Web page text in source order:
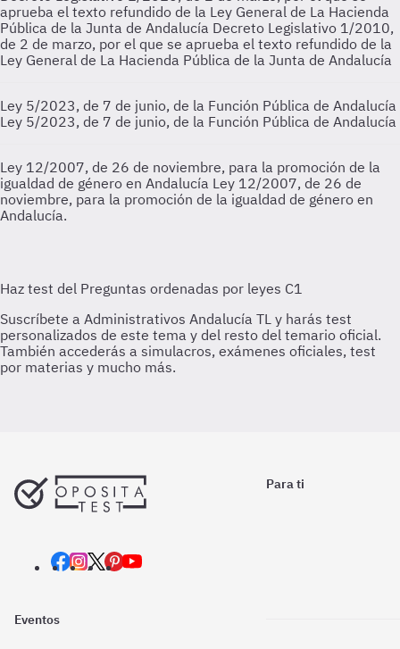
aprueba el texto refundido de la Ley General de La Hacienda
Pública de la Junta de Andalucía Decreto Legislativo 1/2010,
de 2 de marzo, por el que se aprueba el texto refundido de la
Ley General de La Hacienda Pública de la Junta de Andalucía
Ley 5/2023, de 7 de junio, de la Función Pública de Andalucía
Ley 5/2023, de 7 de junio, de la Función Pública de Andalucía
Ley 12/2007, de 26 de noviembre, para la promoción de la
igualdad de género en Andalucía Ley 12/2007, de 26 de
noviembre, para la promoción de la igualdad de género en
Andalucía.
Para ti
Eventos